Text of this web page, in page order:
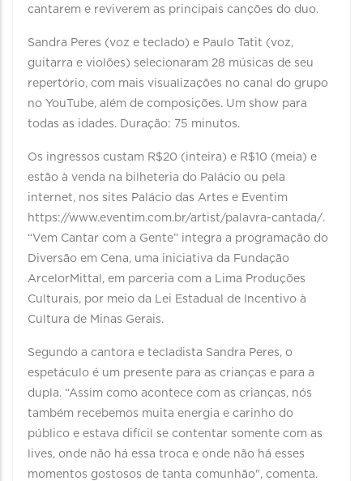
cantarem e reviverem as principais canções do duo.
Sandra Peres (voz e teclado) e Paulo Tatit (voz,
guitarra e violões) selecionaram 28 músicas de seu
repertório, com mais visualizações no canal do grupo
no YouTube, além de composições. Um show para
todas as idades. Duração: 75 minutos.
Os ingressos custam R$20 (inteira) e R$10 (meia) e
estão à venda na bilheteria do Palácio ou pela
internet, nos sites Palácio das Artes e Eventim
https://www.eventim.com.br/artist/palavra-cantada/.
“Vem Cantar com a Gente” integra a programação do
Diversão em Cena, uma iniciativa da Fundação
ArcelorMittal, em parceria com a Lima Produções
Culturais, por meio da Lei Estadual de Incentivo à
Cultura de Minas Gerais.
Segundo a cantora e tecladista Sandra Peres, o
espetáculo é um presente para as crianças e para a
dupla. “Assim como acontece com as crianças, nós
também recebemos muita energia e carinho do
público e estava difícil se contentar somente com as
lives, onde não há essa troca e onde não há esses
momentos gostosos de tanta comunhão", comenta.